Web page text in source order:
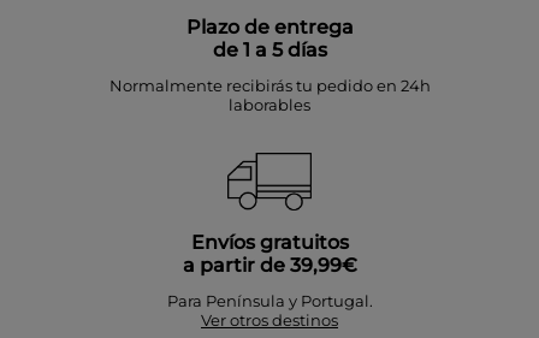
Plazo de entrega
de 1 a 5 días
Normalmente recibirás tu pedido en 24h
laborables
Envíos gratuitos
a partir de 39,99€
Para Península y Portugal.
Ver otros destinos